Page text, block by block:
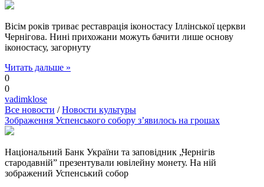
Вісім років триває реставрація іконостасу Іллінської церкви
Чернігова. Нині прихожани можуть бачити лише основу
іконостасу, загорнуту
Читать дальше »
0
0
vadimklose
Все новости /Новости культуры
Зображення Успенського собору з’явилось на грошах
Національний Банк України та заповідник „Чернігів
стародавній” презентували ювілейну монету. На ній
зображений Успенський собор